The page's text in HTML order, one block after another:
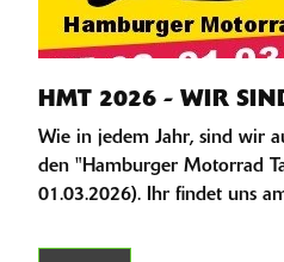
HMT 2026 - WIR
Wie in jedem Jahr, sind wir
den "Hamburger Motorrad
01.03.2026). Ihr findet uns